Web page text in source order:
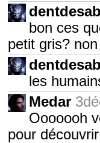
bon ces
petit gris?
les
Medar
Ooooooh
pour